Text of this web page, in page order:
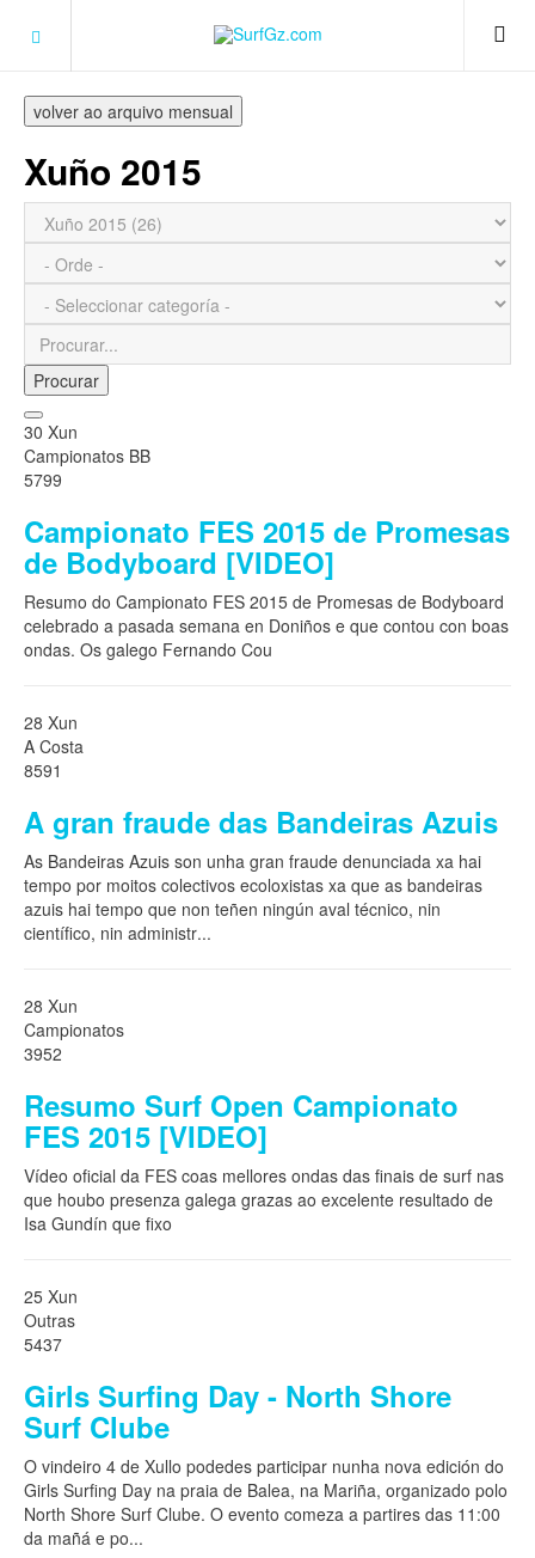
volver ao arquivo mensual
Xuño 2015
Procurar
30 Xun
Campionatos BB
5799
Campionato FES 2015 de Promesas
de Bodyboard [VIDEO]
Resumo do Campionato FES 2015 de Promesas de Bodyboard
celebrado a pasada semana en Doniños e que contou con boas
ondas. Os galego Fernando Cou
28 Xun
A Costa
8591
A gran fraude das Bandeiras Azuis
As Bandeiras Azuis son unha gran fraude denunciada xa hai
tempo por moitos colectivos ecoloxistas xa que as bandeiras
azuis hai tempo que non teñen ningún aval técnico, nin
científico, nin administr...
28 Xun
Campionatos
3952
Resumo Surf Open Campionato
FES 2015 [VIDEO]
Vídeo oficial da FES coas mellores ondas das finais de surf nas
que houbo presenza galega grazas ao excelente resultado de
Isa Gundín que fixo
25 Xun
Outras
5437
Girls Surfing Day - North Shore
Surf Clube
O vindeiro 4 de Xullo podedes participar nunha nova edición do
Girls Surfing Day na praia de Balea, na Mariña, organizado polo
North Shore Surf Clube. O evento comeza a partires das 11:00
da mañá e po...